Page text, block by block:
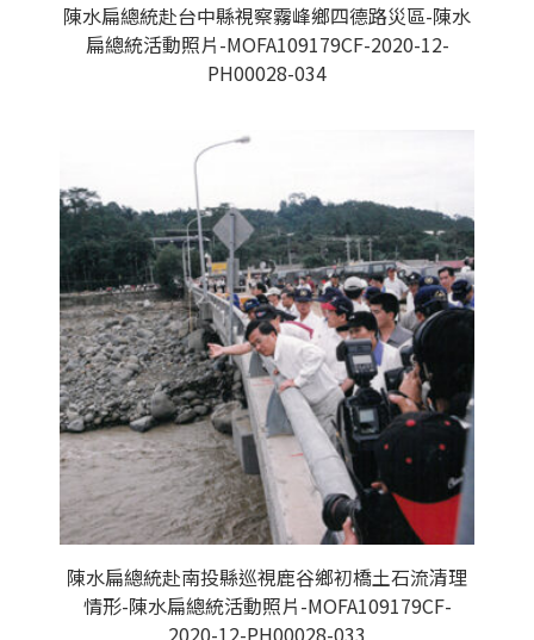
陳水扁總統赴台中縣視察霧峰鄉四德路災區-陳水
扁總統活動照片-MOFA109179CF-2020-12-
PH00028-034
陳水扁總統赴南投縣巡視鹿谷鄉初橋土石流清理
情形-陳水扁總統活動照片-MOFA109179CF-
2020-12-PH00028-033